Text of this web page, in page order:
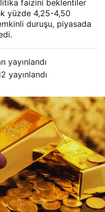
faizini beklentiler
yüzde 4,25-4,50
duruşu, piyasada
yayınlandı
yayınlandı